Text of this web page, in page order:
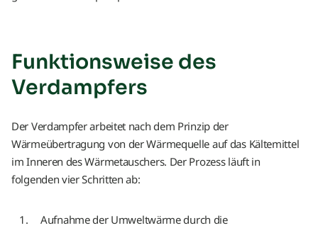
Funktionsweise des
Verdampfers
Der Verdampfer arbeitet nach dem Prinzip der
Wärmeübertragung von der Wärmequelle auf das Kältemittel
im Inneren des Wärmetauschers. Der Prozess läuft in
folgenden vier Schritten ab:
Aufnahme der Umweltwärme durch die